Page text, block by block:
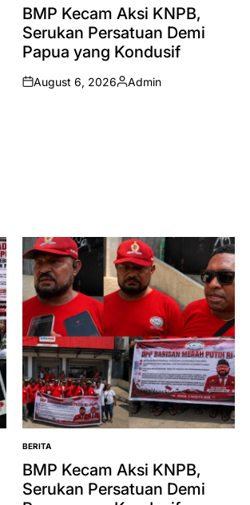
IN
BMP Kecam Aksi KNPB,
Serukan Persatuan Demi
Papua yang Kondusif
on
August 6, 2026
Posted
Admin
POSTED
IN
BERITA
BMP Kecam Aksi KNPB,
Serukan Persatuan Demi